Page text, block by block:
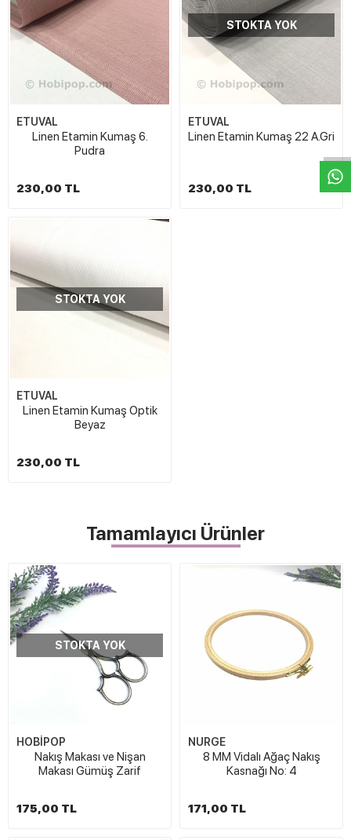
W
h
t
s
a
p
p
D
e
s
e
H
a
t
t
ETUVAL
Linen Etamin Kumaş 6.
Pudra
230,00 TL
STOKTA YOK
ETUVAL
Linen Etamin Kumaş 22 A.Gri
230,00 TL
STOKTA YOK
ETUVAL
Linen Etamin Kumaş Optik
Beyaz
230,00 TL
Tamamlayıcı Ürünler
STOKTA YOK
HOBİPOP
Nakış Makası ve Nişan
Makası Gümüş Zarif
175,00 TL
NURGE
8 MM Vidalı Ağaç Nakış
Kasnağı No: 4
171,00 TL